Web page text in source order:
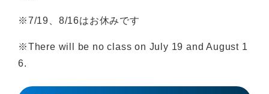
※7/19、8/16はお休みです
※There will be no class on July 19 and August 1
6.